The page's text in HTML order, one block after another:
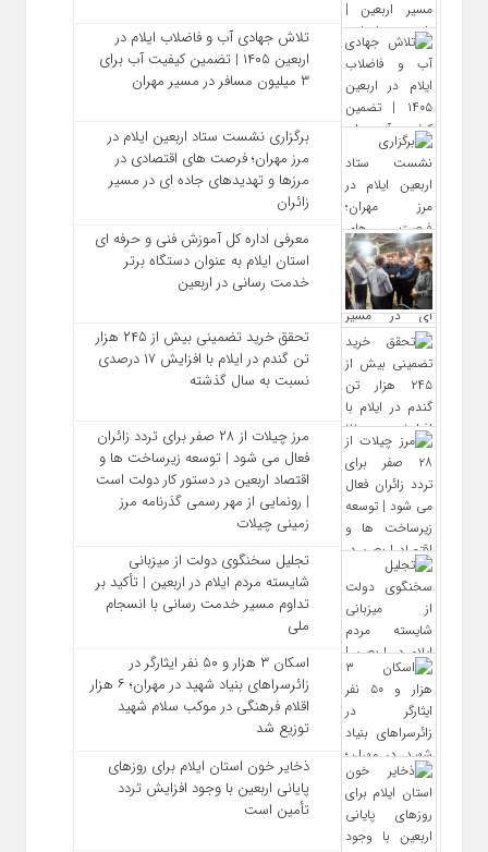
تلاش جهادی آب و فاضلاب ایلام در
اربعین ۱۴۰۵ | تضمین کیفیت آب برای
۳ میلیون مسافر در مسیر مهران
برگزاری نشست ستاد اربعین ایلام در
مرز مهران؛ فرصت‌ های اقتصادی در
مرزها و تهدیدهای جاده‌ ای در مسیر
زائران
معرفی اداره کل آموزش فنی و حرفه‌ ای
استان ایلام به‌ عنوان دستگاه برتر
خدمت‌ رسانی در اربعین
تحقق خرید تضمینی بیش از ۲۴۵ هزار
تن گندم در ایلام با افزایش ۱۷ درصدی
نسبت به سال گذشته
مرز چیلات از ۲۸ صفر برای تردد زائران
فعال می‌ شود | توسعه زیرساخت‌ ها و
اقتصاد اربعین در دستور کار دولت است
| رونمایی از مهر رسمی گذرنامه مرز
زمینی چیلات
تجلیل سخنگوی دولت از میزبانی
شایسته مردم ایلام در اربعین | تأکید بر
تداوم مسیر خدمت‌ رسانی با انسجام
ملی
اسکان ۳ هزار و ۵۰ نفر ایثارگر در
زائرسراهای بنیاد شهید در مهران؛ ۶ هزار
اقلام فرهنگی در موکب سلام شهید
توزیع شد
ذخایر خون استان ایلام برای روزهای
پایانی اربعین با وجود افزایش تردد
تأمین است